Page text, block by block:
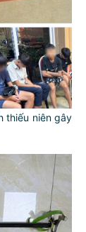
thiếu niên gây